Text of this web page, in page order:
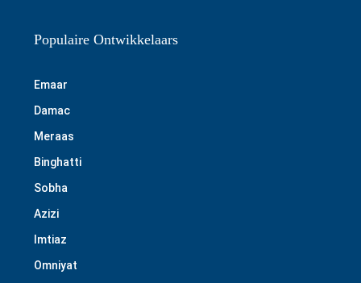
Populaire Ontwikkelaars
Emaar
Damac
Meraas
Binghatti
Sobha
Azizi
Imtiaz
Omniyat